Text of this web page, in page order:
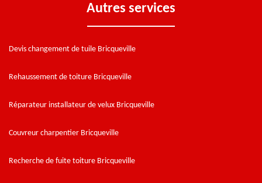
Autres services
Devis changement de tuile Bricqueville
Rehaussement de toiture Bricqueville
Réparateur installateur de velux Bricqueville
Couvreur charpentier Bricqueville
Recherche de fuite toiture Bricqueville